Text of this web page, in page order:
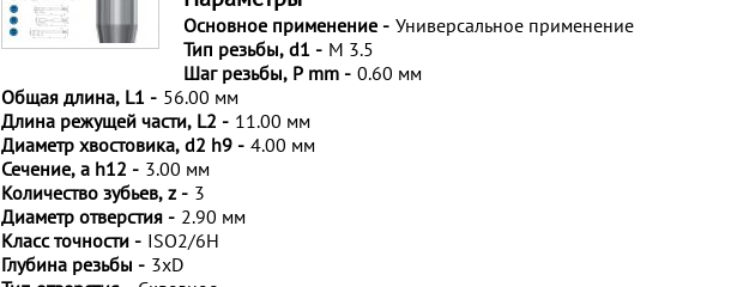
Основное применение - Универсальное применение
Тип резьбы, d1 - M 3.5
Шаг резьбы, P mm - 0.60 мм
Общая длина, L1 - 56.00 мм
Длина режущей части, L2 - 11.00 мм
Диаметр хвостовика, d2 h9 - 4.00 мм
Сечение, a h12 - 3.00 мм
Количество зубьев, z - 3
Диаметр отверстия - 2.90 мм
Класс точности - ISO2/6H
Глубина резьбы - 3xD